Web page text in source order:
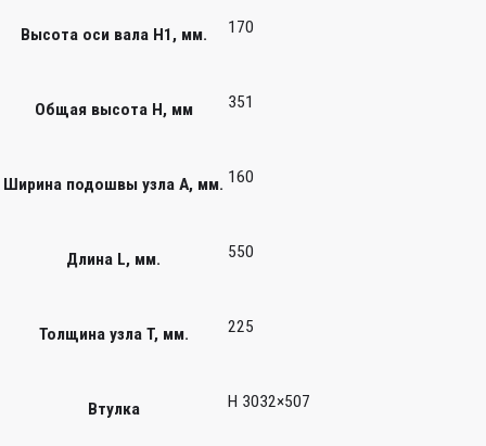
Высота оси вала H1, мм. 170
Общая высота H, мм 351
Ширина подошвы узла А, мм. 160
Длина L, мм. 550
Толщина узла T, мм. 225
Втулка H 3032×507